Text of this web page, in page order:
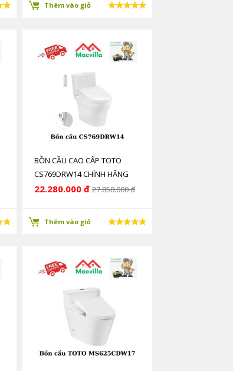
Thêm vào giỏ
BỒN CẦU CAO CẤP TOTO
CS769DRW14 CHÍNH HÃNG
GIÁ RẺ
22.280.000 đ 27.850.000 đ
Thêm vào giỏ